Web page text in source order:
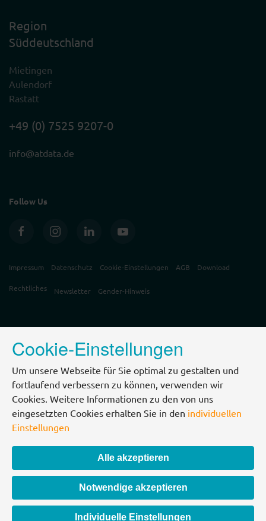
Region
Süddeutschland
Mietingen
Aulendorf
Rastatt
+49 (0) 7525 9207-0
info@atdata.de
Follow Us
Impressum Datenschutz Cookie-Einstellungen AGB Download
Rechtliches Newsletter Gender-Hinweis
Cookie-Einstellungen
Um unsere Webseite für Sie optimal zu gestalten und
fortlaufend verbessern zu können, verwenden wir
Cookies. Weitere Informationen zu den von uns
eingesetzten Cookies erhalten Sie in den individuellen
Einstellungen
Alle akzeptieren
Notwendige akzeptieren
Individuelle Einstellungen